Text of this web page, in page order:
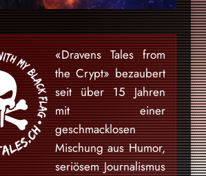
«Dravens Tales from
the Crypt» bezaubert
seit über 15 Jahren
mit einer
geschmacklosen
Mischung aus Humor,
seriösem Journalismus